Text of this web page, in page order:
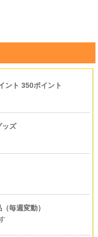
ント 350ポイント
ッズ
毎週変動）